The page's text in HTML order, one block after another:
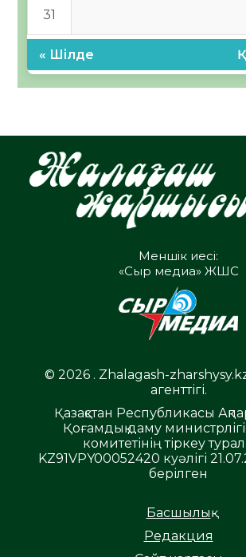
31
« Шілде
Меншік иесі:
«Сыр медиа» ЖШС
© 2026 . Zhalagash-zharshysy.kz
агенттігі.
Қазақстан Республикасы
Қоғамдық даму
комитетінің тіркеу
KZ91VPY00052420 куәлігі
берілген
Басшылық
Редакция